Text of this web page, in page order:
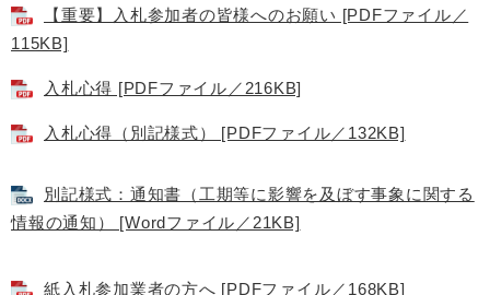
【重要】入札参加者の皆様へのお願い [PDFファイル／
115KB]
入札心得 [PDFファイル／216KB]
入札心得（別記様式） [PDFファイル／132KB]
別記様式：通知書（工期等に影響を及ぼす事象に関する
情報の通知） [Wordファイル／21KB]
紙入札参加業者の方へ [PDFファイル／168KB]